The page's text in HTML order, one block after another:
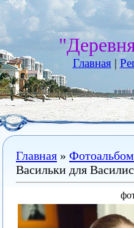
Главная|
Главная » Фотоальбом
Васильки для